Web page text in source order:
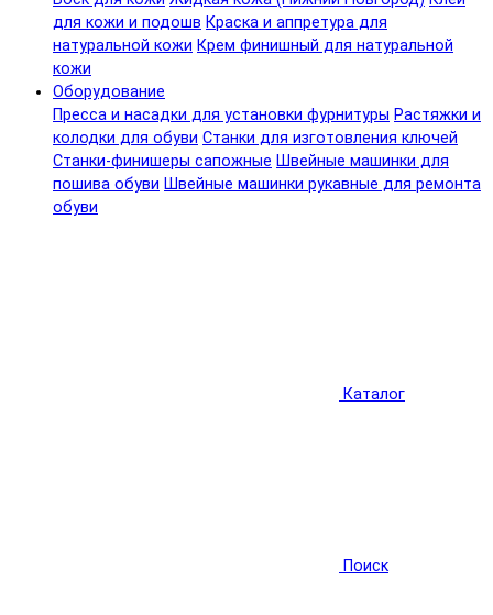
для кожи и подошв Краска и аппретура для
натуральной кожи Крем финишный для натуральной
кожи
Оборудование
Пресса и насадки для установки фурнитуры Растяжки и
колодки для обуви Станки для изготовления ключей
Станки-финишеры сапожные Швейные машинки для
пошива обуви Швейные машинки рукавные для ремонта
обуви
Каталог
Поиск